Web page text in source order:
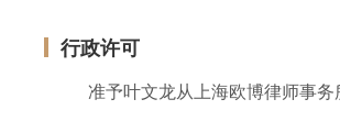
行政许可
准予叶文龙从上海欧博律师事